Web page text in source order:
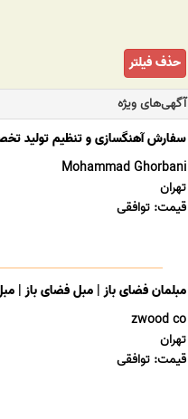
حذف فیلتر
آگهی‌های ویژه
سفارش آهنگسازی و تنظیم تولید
Mohammad Ghorbani
تهران
قیمت: توافقی
مبلمان فضای باز | مبل فضای باز |
zwood co
تهران
قیمت: توافقی